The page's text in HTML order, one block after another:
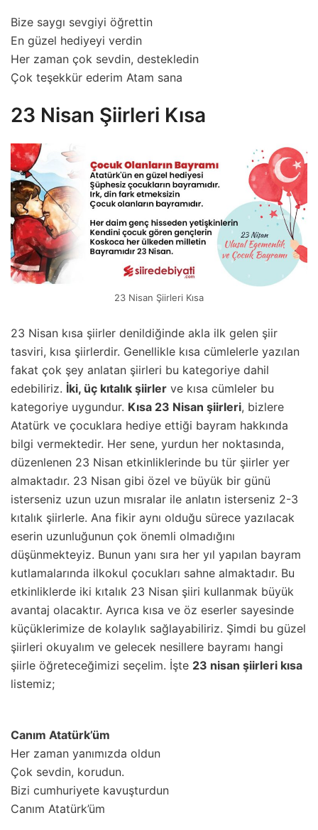
Bize saygı sevgiyi öğrettin
En güzel hediyeyi verdin
Her zaman çok sevdin, destekledin
Çok teşekkür ederim Atam sana
23 Nisan Şiirleri Kısa
23 Nisan Şiirleri Kısa
23 Nisan kısa şiirler denildiğinde akla ilk gelen şiir
tasviri, kısa şiirlerdir. Genellikle kısa cümlelerle yazılan
fakat çok şey anlatan şiirleri bu kategoriye dahil
edebiliriz. İki, üç kıtalık şiirler ve kısa cümleler bu
kategoriye uygundur. Kısa 23 Nisan şiirleri, bizlere
Atatürk ve çocuklara hediye ettiği bayram hakkında
bilgi vermektedir. Her sene, yurdun her noktasında,
düzenlenen 23 Nisan etkinliklerinde bu tür şiirler yer
almaktadır. 23 Nisan gibi özel ve büyük bir günü
isterseniz uzun uzun mısralar ile anlatın isterseniz 2-3
kıtalık şiirlerle. Ana fikir aynı olduğu sürece yazılacak
eserin uzunluğunun çok önemli olmadığını
düşünmekteyiz. Bunun yanı sıra her yıl yapılan bayram
kutlamalarında ilkokul çocukları sahne almaktadır. Bu
etkinliklerde iki kıtalık 23 Nisan şiiri kullanmak büyük
avantaj olacaktır. Ayrıca kısa ve öz eserler sayesinde
küçüklerimize de kolaylık sağlayabiliriz. Şimdi bu güzel
şiirleri okuyalım ve gelecek nesillere bayramı hangi
şiirle öğreteceğimizi seçelim. İşte 23 nisan şiirleri kısa
listemiz;
Canım Atatürk’üm
Her zaman yanımızda oldun
Çok sevdin, korudun.
Bizi cumhuriyete kavuşturdun
Canım Atatürk’üm